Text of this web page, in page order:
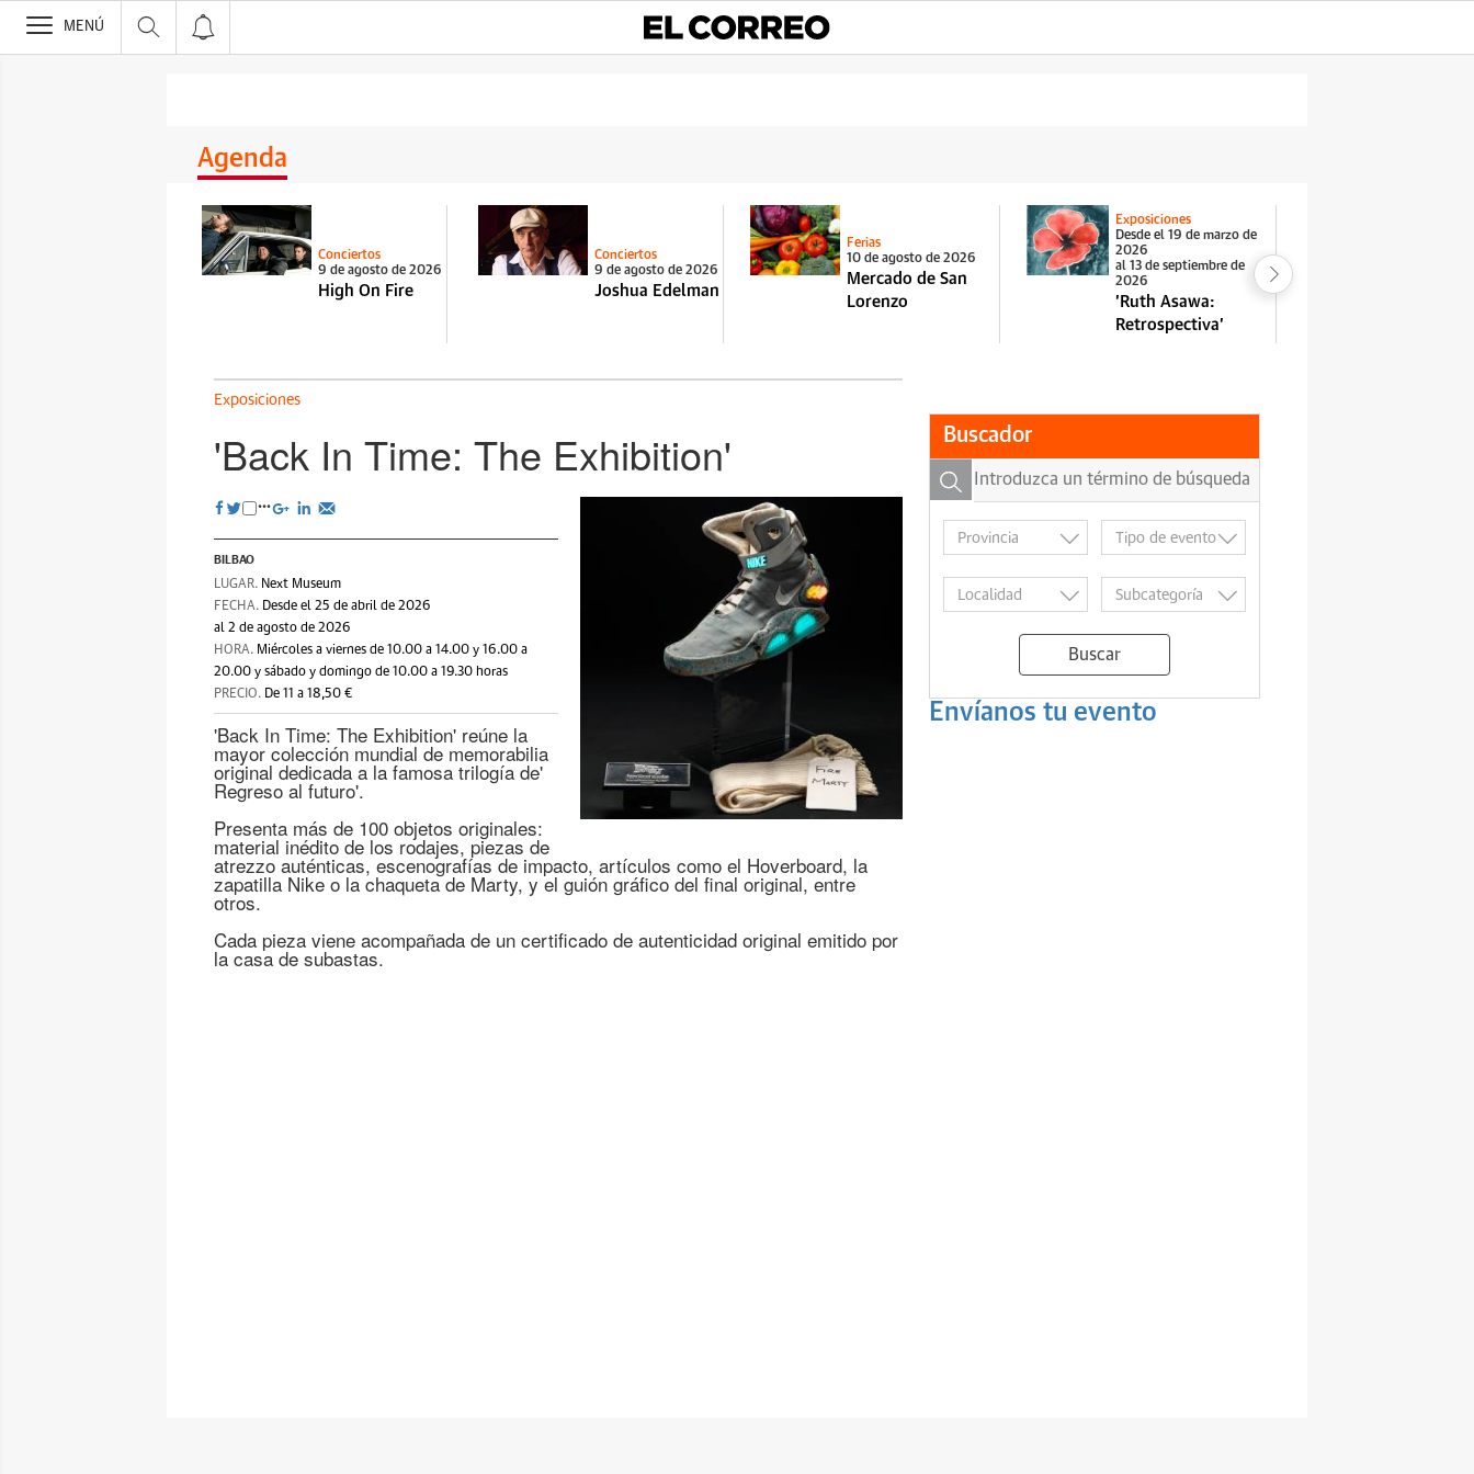
>
MENÚ
Agenda
Conciertos
9 de agosto de 2026
High On Fire
Conciertos
9 de agosto de 2026
Joshua Edelman
Ferias
10 de agosto de 2026
Mercado de San
Lorenzo
Exposiciones
Desde el 19 de marzo de
2026
al 13 de septiembre de
2026
'Ruth Asawa:
Retrospectiva'
Exposiciones
'Back In Time: The Exhibition'
BILBAO
LUGAR. Next Museum
FECHA. Desde el 25 de abril de 2026
al 2 de agosto de 2026
HORA. Miércoles a viernes de 10.00 a 14.00 y 16.00 a
20.00 y sábado y domingo de 10.00 a 19.30 horas
PRECIO. De 11 a 18,50 €
'Back In Time: The Exhibition' reúne la
mayor colección mundial de memorabilia
original dedicada a la famosa trilogía de'
Regreso al futuro'.
Presenta más de 100 objetos originales:
material inédito de los rodajes, piezas de
atrezzo auténticas, escenografías de impacto, artículos como el Hoverboard, la
zapatilla Nike o la chaqueta de Marty, y el guión gráfico del final original, entre
otros.
Cada pieza viene acompañada de un certificado de autenticidad original emitido por
la casa de subastas.
Buscador
Buscar
Envíanos tu evento